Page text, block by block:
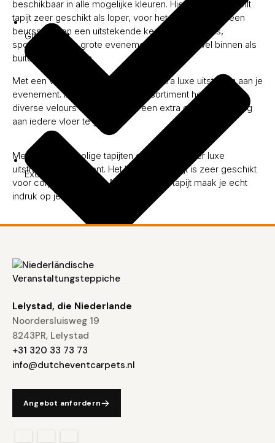
Excellence
Glitter tapijt
Printtapijt
beschikbaar in alle mogelijke kleuren. Hierdoor is naaldvilt
tapijt zeer geschikt als loper, voor het bekleden van een
beursstand en een uitstekende keuze voor stands,
sportvloeren en grote evenementen en is zowel binnen als
buiten te gebruiken.
Met een velours tapijt geef je een extra luxe uitstraling aan je
evenement. In ons uitgebreide assortiment hebben wij
diverse velours kwaliteiten om een extra chique uitstraling
aan iedere vloer te geven.
Met onze hoogpolige tapijten geef je een zeer luxe
uitstraling aan je event. Het hoogpolig tapijt is zeer geschikt
voor corporate events. Met hoogpolig tapijt maak je echt
indruk op je bezoeker of relaties.
Lelystad, die Niederlande
Noordersluisweg 19
8243PR, Lelystad
+31 320 33 73 73
info@dutcheventcarpets.nl
Angebot anfordern